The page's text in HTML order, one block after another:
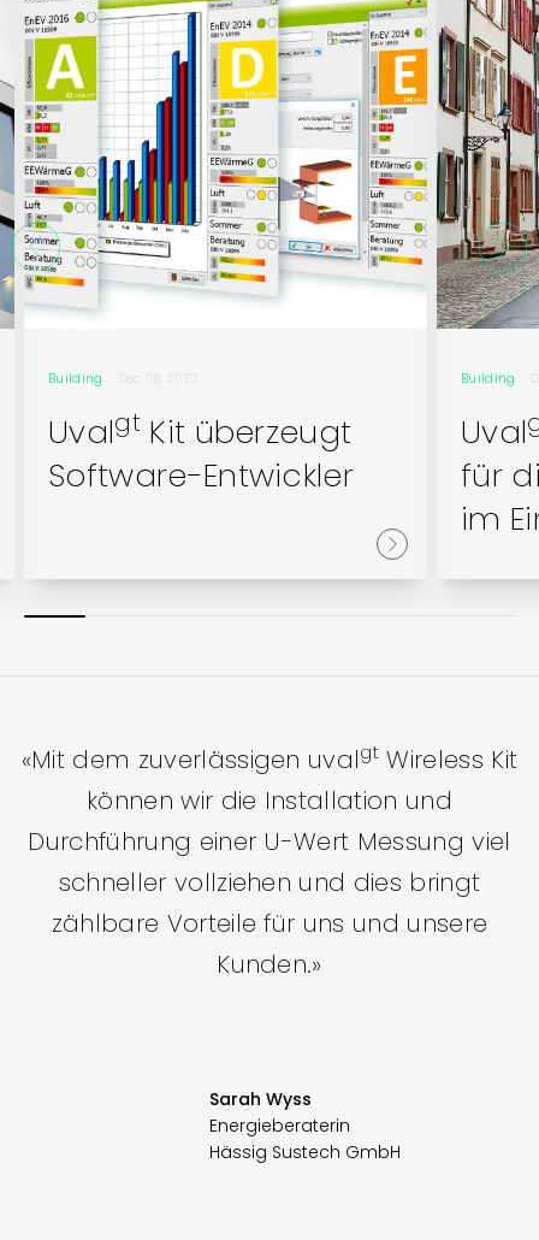
Building Dec 08, 2022
Uvalgt Kit überzeugt
Software-Entwickler
Building
Uval
für
im
«Mit dem zuverlässigen uvalgt Wireless Kit
können wir die Installation und
Durchführung einer U-Wert Messung viel
schneller vollziehen und dies bringt
zählbare Vorteile für uns und unsere
Kunden.»
Sarah Wyss
Energieberaterin
Hässig Sustech GmbH